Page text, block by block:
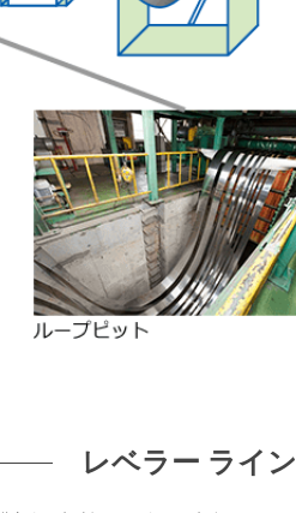
レベラー ライン